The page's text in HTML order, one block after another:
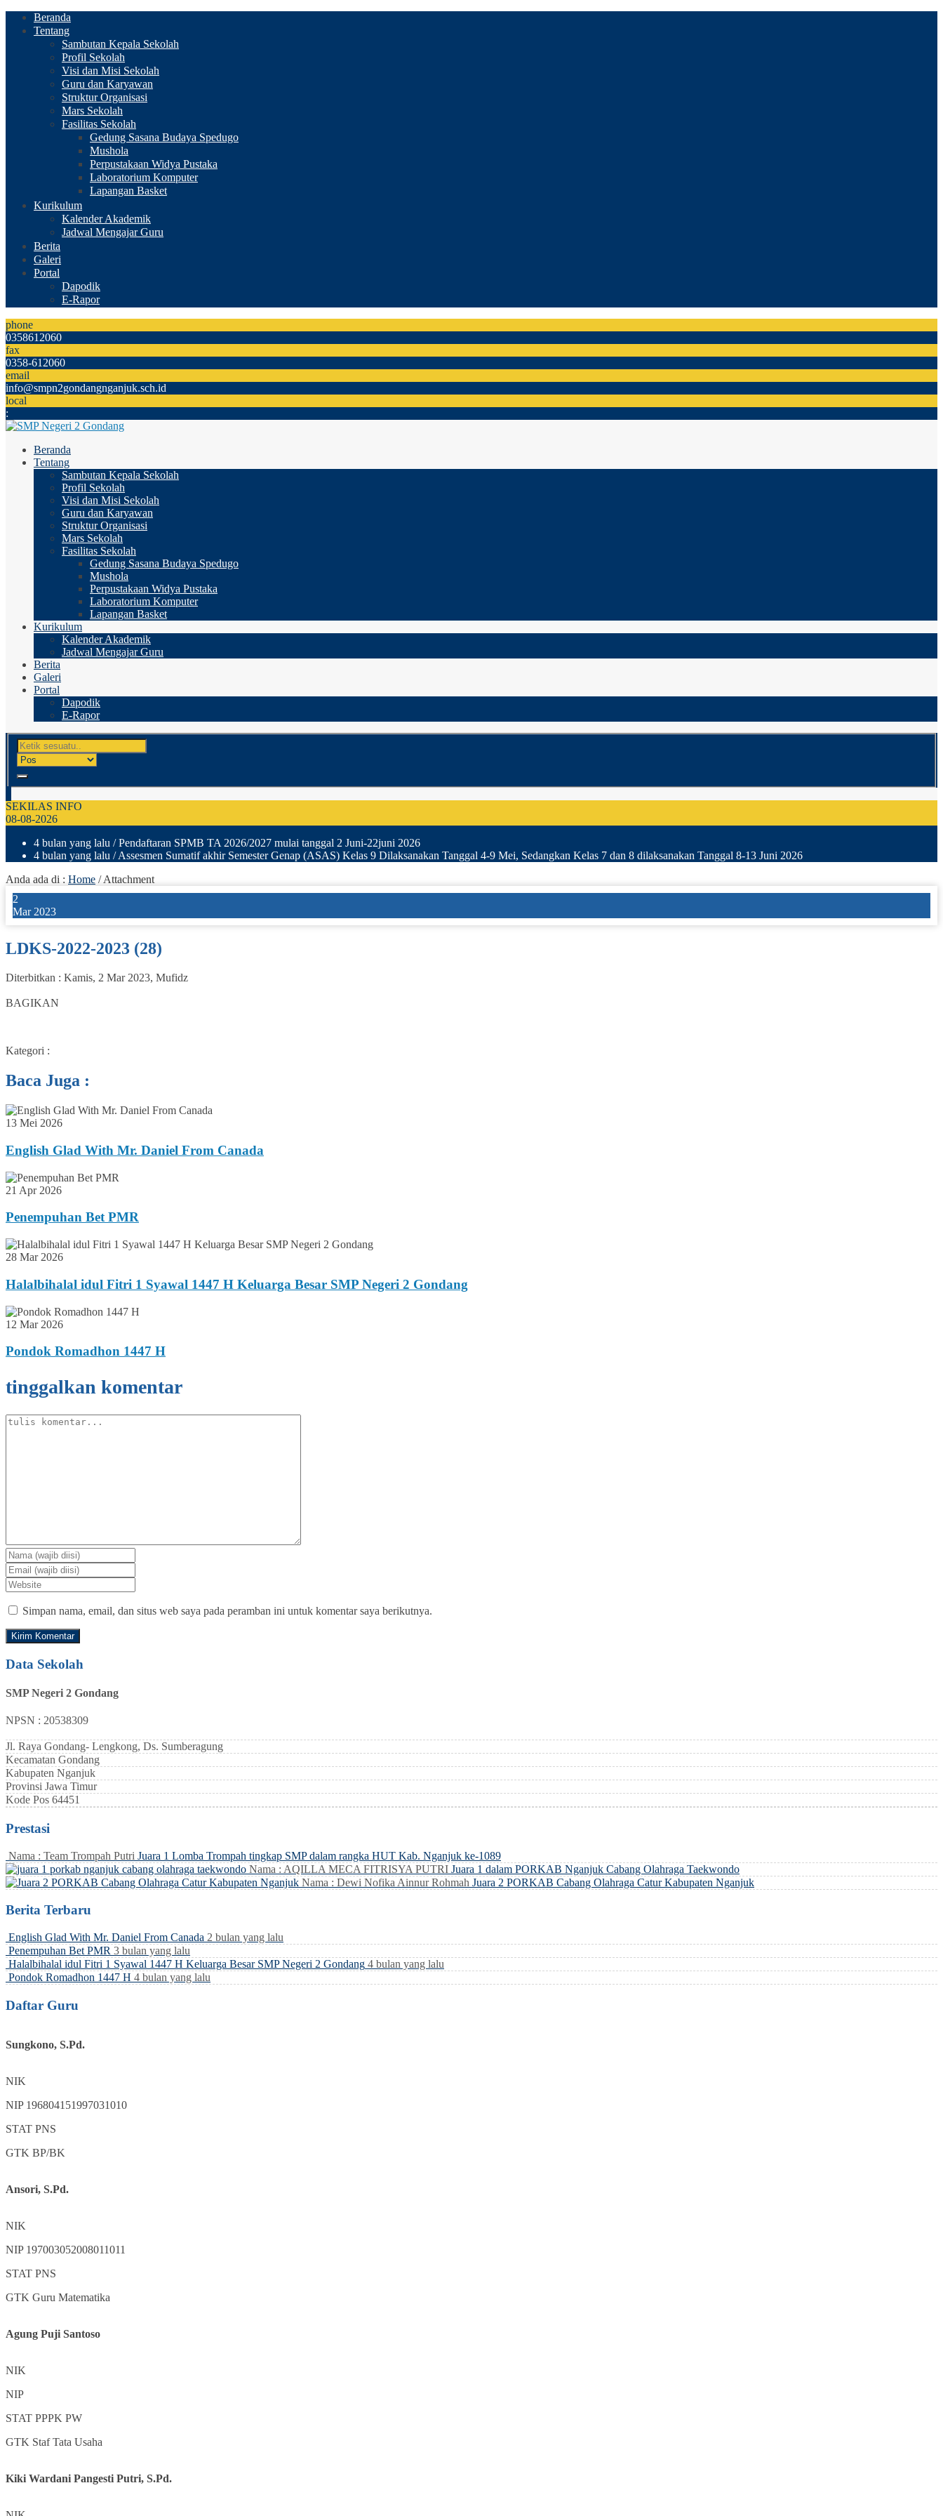
Beranda
Tentang
Sambutan Kepala Sekolah
Profil Sekolah
Visi dan Misi Sekolah
Guru dan Karyawan
Struktur Organisasi
Mars Sekolah
Fasilitas Sekolah
Gedung Sasana Budaya Spedugo
Mushola
Perpustakaan Widya Pustaka
Laboratorium Komputer
Lapangan Basket
Kurikulum
Kalender Akademik
Jadwal Mengajar Guru
Berita
Galeri
Portal
Dapodik
E-Rapor
phone
0358612060
fax
0358-612060
email
info@smpn2gondangnganjuk.sch.id
local
:
Beranda
Tentang
Sambutan Kepala Sekolah
Profil Sekolah
Visi dan Misi Sekolah
Guru dan Karyawan
Struktur Organisasi
Mars Sekolah
Fasilitas Sekolah
Gedung Sasana Budaya Spedugo
Mushola
Perpustakaan Widya Pustaka
Laboratorium Komputer
Lapangan Basket
Kurikulum
Kalender Akademik
Jadwal Mengajar Guru
Berita
Galeri
Portal
Dapodik
E-Rapor
SEKILAS INFO
08-08-2026
4 bulan yang lalu / Pendaftaran SPMB TA 2026/2027 mulai tanggal 2 Juni-22juni 2026
4 bulan yang lalu / Assesmen Sumatif akhir Semester Genap (ASAS) Kelas 9 Dilaksanakan Tanggal 4-9 Mei, Sedangkan Kelas 7 dan 8 dilaksanakan Tanggal 8-13 Juni 2026
Anda ada di : Home / Attachment
2
Mar 2023
LDKS-2022-2023 (28)
Diterbitkan : Kamis, 2 Mar 2023, Mufidz
BAGIKAN
Kategori :
Baca Juga :
13 Mei 2026
English Glad With Mr. Daniel From Canada
21 Apr 2026
Penempuhan Bet PMR
28 Mar 2026
Halalbihalal idul Fitri 1 Syawal 1447 H Keluarga Besar SMP Negeri 2 Gondang
12 Mar 2026
Pondok Romadhon 1447 H
tinggalkan komentar
Simpan nama, email, dan situs web saya pada peramban ini untuk komentar saya berikutnya.
Data Sekolah
SMP Negeri 2 Gondang
NPSN : 20538309
Jl. Raya Gondang- Lengkong, Ds. Sumberagung
Kecamatan Gondang
Kabupaten Nganjuk
Provinsi Jawa Timur
Kode Pos 64451
Prestasi
Nama : Team Trompah Putri Juara 1 Lomba Trompah tingkap SMP dalam rangka HUT Kab. Nganjuk ke-1089
Nama : AQILLA MECA FITRISYA PUTRI Juara 1 dalam PORKAB Nganjuk Cabang Olahraga Taekwondo
Nama : Dewi Nofika Ainnur Rohmah Juara 2 PORKAB Cabang Olahraga Catur Kabupaten Nganjuk
Berita Terbaru
English Glad With Mr. Daniel From Canada 2 bulan yang lalu
Penempuhan Bet PMR 3 bulan yang lalu
Halalbihalal idul Fitri 1 Syawal 1447 H Keluarga Besar SMP Negeri 2 Gondang 4 bulan yang lalu
Pondok Romadhon 1447 H 4 bulan yang lalu
Daftar Guru
Sungkono, S.Pd.
NIK
NIP 196804151997031010
STAT PNS
GTK BP/BK
Ansori, S.Pd.
NIK
NIP 197003052008011011
STAT PNS
GTK Guru Matematika
Agung Puji Santoso
NIK
NIP
STAT PPPK PW
GTK Staf Tata Usaha
Kiki Wardani Pangesti Putri, S.Pd.